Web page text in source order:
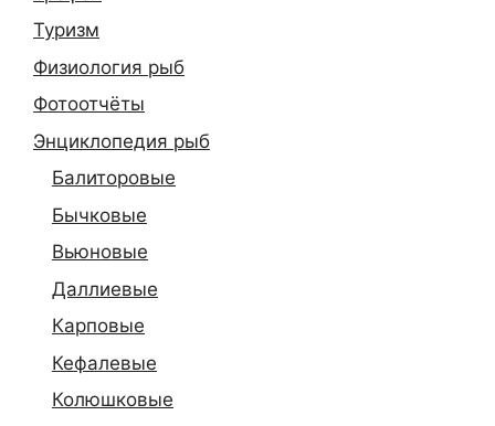
Туризм
Физиология рыб
Фотоотчёты
Энциклопедия рыб
Балиторовые
Бычковые
Вьюновые
Даллиевые
Карповые
Кефалевые
Колюшковые